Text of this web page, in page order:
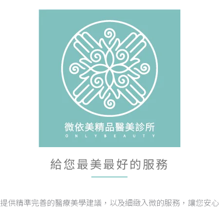
給您最美最好的服務
供精準完善的醫療美學建議，以及細緻入微的服務，讓您安